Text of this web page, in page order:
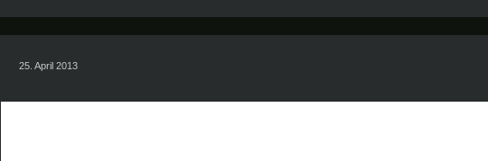
25. April 2013